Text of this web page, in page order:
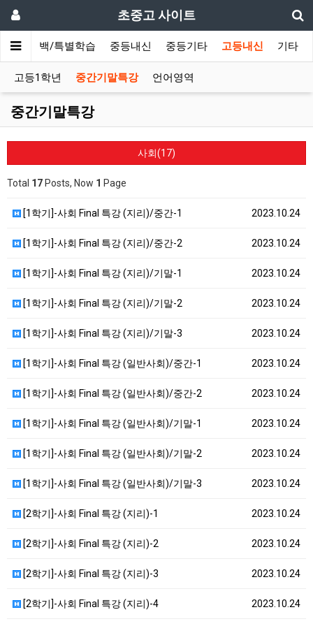
초중고 사이트
초등올백/특별학습 중등내신 중등기타 고등내신 기타
고등1학년 중간기말특강 언어영역
중간기말특강
사회(17)
Total 17 Posts, Now 1 Page
2023.10.24
[1학기]-사회 Final 특강 (지리)/중간-1
2023.10.24
[1학기]-사회 Final 특강 (지리)/중간-2
2023.10.24
[1학기]-사회 Final 특강 (지리)/기말-1
2023.10.24
[1학기]-사회 Final 특강 (지리)/기말-2
2023.10.24
[1학기]-사회 Final 특강 (지리)/기말-3
2023.10.24
[1학기]-사회 Final 특강 (일반사회)/중간-1
2023.10.24
[1학기]-사회 Final 특강 (일반사회)/중간-2
2023.10.24
[1학기]-사회 Final 특강 (일반사회)/기말-1
2023.10.24
[1학기]-사회 Final 특강 (일반사회)/기말-2
2023.10.24
[1학기]-사회 Final 특강 (일반사회)/기말-3
2023.10.24
[2학기]-사회 Final 특강 (지리)-1
2023.10.24
[2학기]-사회 Final 특강 (지리)-2
2023.10.24
[2학기]-사회 Final 특강 (지리)-3
2023.10.24
[2학기]-사회 Final 특강 (지리)-4